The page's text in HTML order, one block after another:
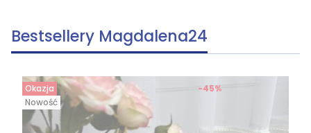
Bestsellery Magdalena24
Okazja
Nowość
-45%